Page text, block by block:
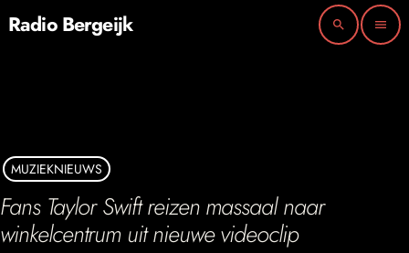
Radio Bergeijk search menu
MUZIEKNIEUWS
Fans Taylor Swift reizen massaal naar
winkelcentrum uit nieuwe videoclip